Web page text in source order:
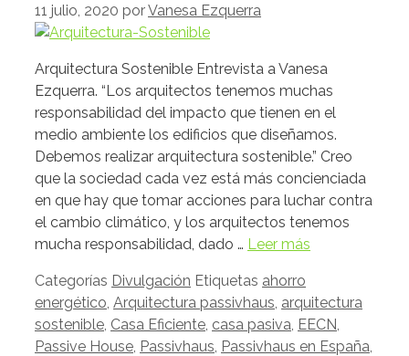
11 julio, 2020 porVanesa Ezquerra
Arquitectura Sostenible Entrevista a Vanesa
Ezquerra. “Los arquitectos tenemos muchas
responsabilidad del impacto que tienen en el
medio ambiente los edificios que diseñamos.
Debemos realizar arquitectura sostenible.” Creo
que la sociedad cada vez está más concienciada
en que hay que tomar acciones para luchar contra
el cambio climático, y los arquitectos tenemos
mucha responsabilidad, dado … Leer más
Categorías Divulgación Etiquetas ahorro
energético Arquitectura passivhaus arquitectura
sostenible Casa Eficiente casa pasiva EECN
Passive House Passivhaus Passivhaus en España